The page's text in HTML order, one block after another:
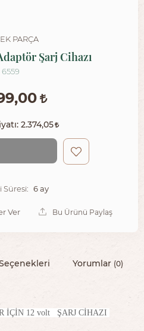
PARÇA
Şarj Cihazı
6559
2.374,05
Süresi: 6 ay
Ver Bu Ürünü Paylaş
Yorumlar (0)
İÇİN 12 volt ŞARJ CİHAZI